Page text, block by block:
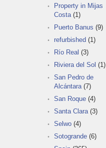
Property in Mijas
Costa (1)
Puerto Banus (9)
refurbished (1)
Río Real (3)
Riviera del Sol (1)
San Pedro de
Alcántara (7)
San Roque (4)
Santa Clara (3)
Selwo (4)
Sotogrande (6)